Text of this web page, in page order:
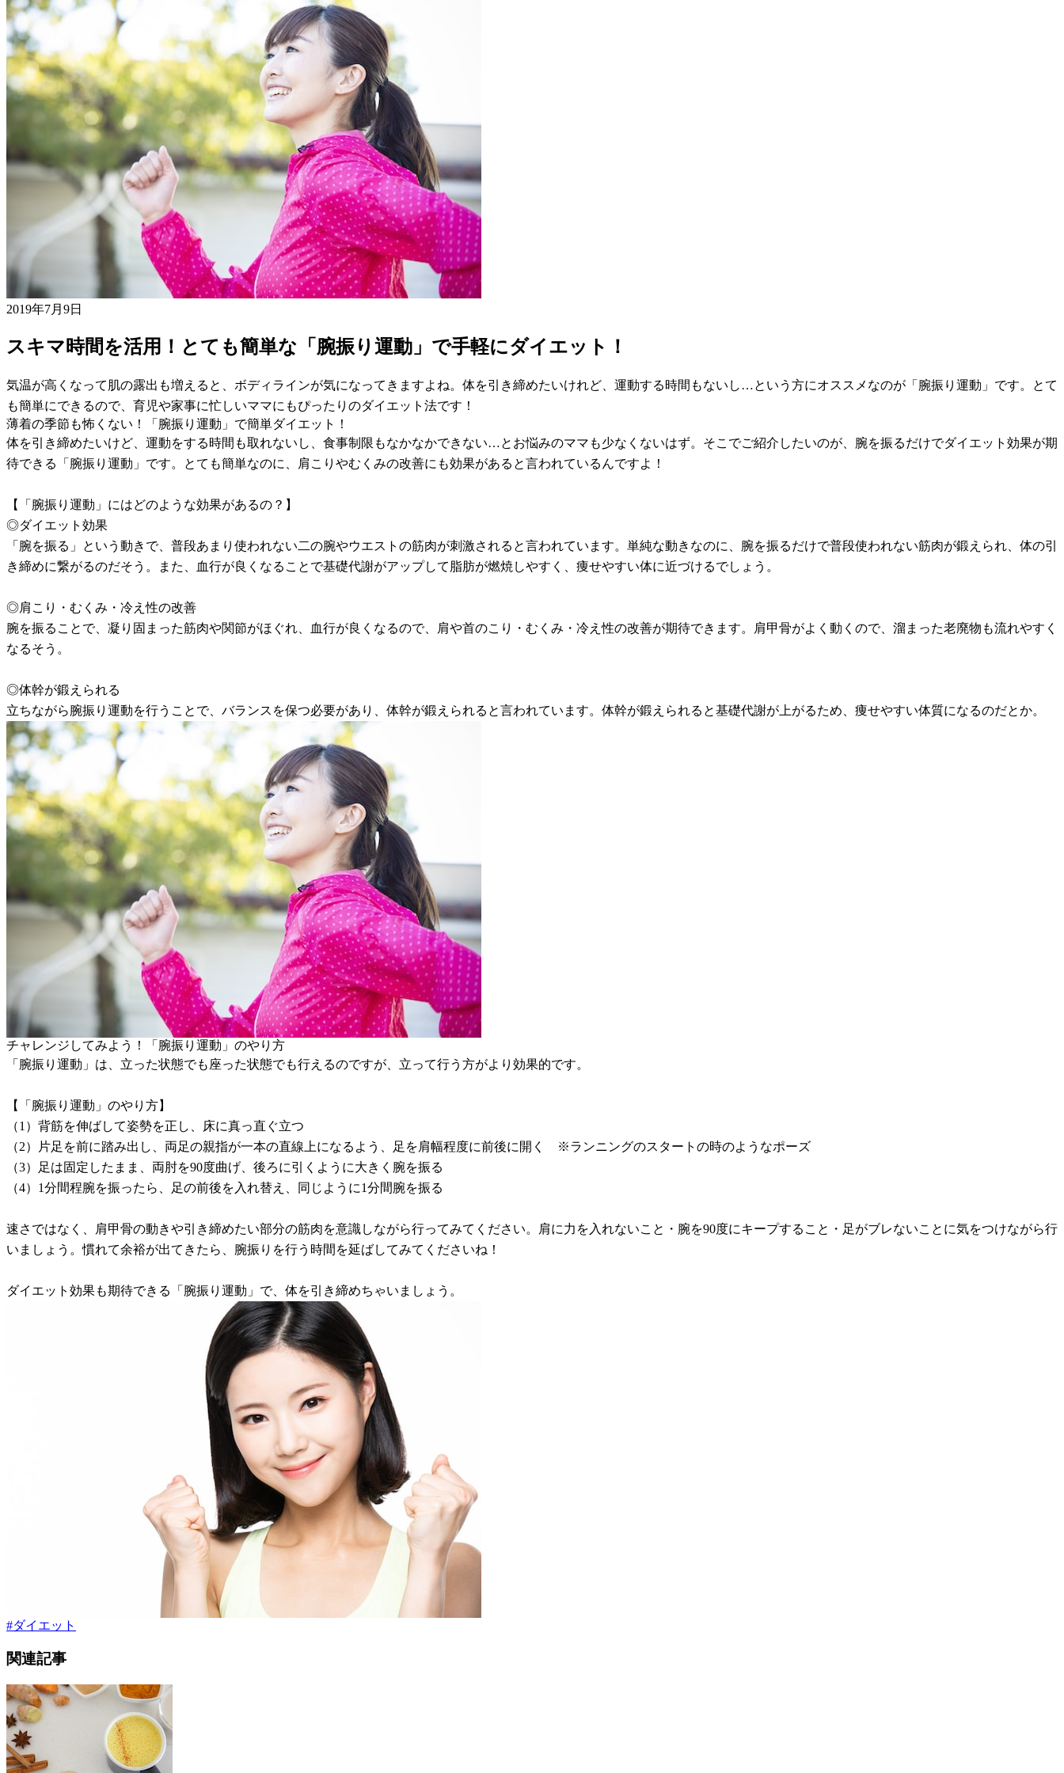
2019年7月9日
スキマ時間を活用！とても簡単な「腕振り運動」で手軽にダイエット！
気温が高くなって肌の露出も増えると、ボディラインが気になってきますよね。体を引き締めたいけれど、運動する時間もないし…という方にオススメなのが「腕振り運動」です。とて
も簡単にできるので、育児や家事に忙しいママにもぴったりのダイエット法です！
薄着の季節も怖くない！「腕振り運動」で簡単ダイエット！
体を引き締めたいけど、運動をする時間も取れないし、食事制限もなかなかできない…とお悩みのママも少なくないはず。そこでご紹介したいのが、腕を振るだけでダイエット効果が期
待できる「腕振り運動」です。とても簡単なのに、肩こりやむくみの改善にも効果があると言われているんですよ！
【「腕振り運動」にはどのような効果があるの？】
◎ダイエット効果
「腕を振る」という動きで、普段あまり使われない二の腕やウエストの筋肉が刺激されると言われています。単純な動きなのに、腕を振るだけで普段使われない筋肉が鍛えられ、体の引
き締めに繋がるのだそう。また、血行が良くなることで基礎代謝がアップして脂肪が燃焼しやすく、痩せやすい体に近づけるでしょう。
◎肩こり・むくみ・冷え性の改善
腕を振ることで、凝り固まった筋肉や関節がほぐれ、血行が良くなるので、肩や首のこり・むくみ・冷え性の改善が期待できます。肩甲骨がよく動くので、溜まった老廃物も流れやすく
なるそう。
◎体幹が鍛えられる
立ちながら腕振り運動を行うことで、バランスを保つ必要があり、体幹が鍛えられると言われています。体幹が鍛えられると基礎代謝が上がるため、痩せやすい体質になるのだとか。
チャレンジしてみよう！「腕振り運動」のやり方
「腕振り運動」は、立った状態でも座った状態でも行えるのですが、立って行う方がより効果的です。
【「腕振り運動」のやり方】
（1）背筋を伸ばして姿勢を正し、床に真っ直ぐ立つ
（2）片足を前に踏み出し、両足の親指が一本の直線上になるよう、足を肩幅程度に前後に開く ※ランニングのスタートの時のようなポーズ
（3）足は固定したまま、両肘を90度曲げ、後ろに引くように大きく腕を振る
（4）1分間程腕を振ったら、足の前後を入れ替え、同じように1分間腕を振る
速さではなく、肩甲骨の動きや引き締めたい部分の筋肉を意識しながら行ってみてください。肩に力を入れないこと・腕を90度にキープすること・足がブレないことに気をつけながら行
いましょう。慣れて余裕が出てきたら、腕振りを行う時間を延ばしてみてくださいね！
ダイエット効果も期待できる「腕振り運動」で、体を引き締めちゃいましょう。
#ダイエット
関連記事